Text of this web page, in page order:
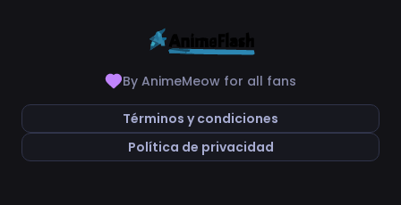
By AnimeMeow for all fans
Términos y condiciones
Política de privacidad